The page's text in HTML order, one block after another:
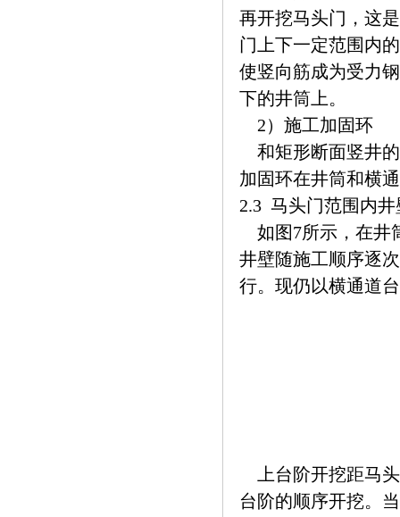
再开挖马头门，这
门上下一定范围内
使竖向筋成为受力
下的井筒上。
2）施工加固环
和矩形断面竖井
加固环在井筒和横
2.3 马头门范围内
如图7所示，在井
井壁随施工顺序逐
行。现仍以横通道
上台阶开挖距马头
台阶的顺序开挖。